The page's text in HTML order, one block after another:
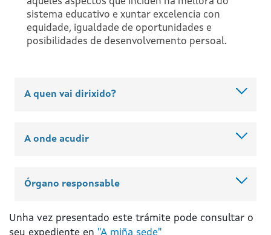
sistema educativo e xuntar excelencia con
equidade, igualdade de oportunidades e
posibilidades de desenvolvemento persoal.
A quen vai dirixido?
A onde acudir
Órgano responsable
Unha vez presentado este trámite pode consultar o
seu expediente en "A miña sede"